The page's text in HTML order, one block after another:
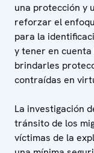
una protección y
reforzar el
para la
y tener en
brindarles
contraídas en
La investigación
tránsito de los
víctimas de la